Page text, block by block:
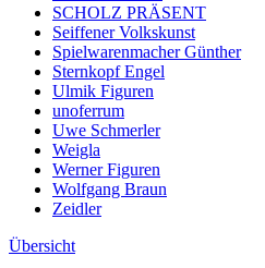
SCHOLZ PRÄSENT
Seiffener Volkskunst
Spielwarenmacher Günther
Sternkopf Engel
Ulmik Figuren
unoferrum
Uwe Schmerler
Weigla
Werner Figuren
Wolfgang Braun
Zeidler
Übersicht